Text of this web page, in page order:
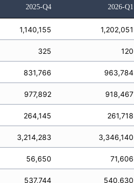
2025-Q4 2026-Q1
1,140,155 1,202,051
325 120
831,766 963,784
977,892 918,467
264,145 261,718
3,214,283 3,346,140
56,650 71,606
537,744 540,630